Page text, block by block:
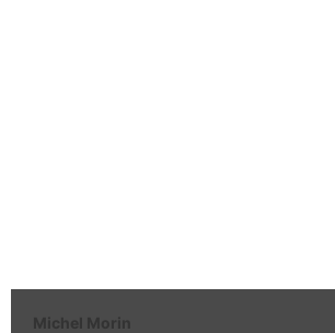
Michel Morin